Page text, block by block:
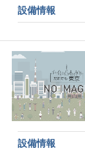
設備情報
設備情報